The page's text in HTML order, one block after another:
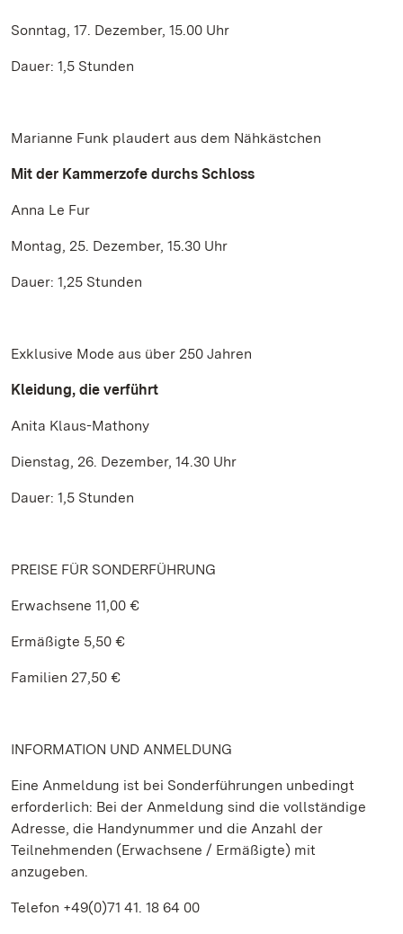
Sonntag, 17. Dezember, 15.00 Uhr
Dauer: 1,5 Stunden
Marianne Funk plaudert aus dem Nähkästchen
Mit der Kammerzofe durchs Schloss
Anna Le Fur
Montag, 25. Dezember, 15.30 Uhr
Dauer: 1,25 Stunden
Exklusive Mode aus über 250 Jahren
Kleidung, die verführt
Anita Klaus-Mathony
Dienstag, 26. Dezember, 14.30 Uhr
Dauer: 1,5 Stunden
PREISE FÜR SONDERFÜHRUNG
Erwachsene 11,00 €
Ermäßigte 5,50 €
Familien 27,50 €
INFORMATION UND ANMELDUNG
Eine Anmeldung ist bei Sonderführungen unbedingt
erforderlich: Bei der Anmeldung sind die vollständige
Adresse, die Handynummer und die Anzahl der
Teilnehmenden (Erwachsene / Ermäßigte) mit
anzugeben.
Telefon +49(0)71 41. 18 64 00